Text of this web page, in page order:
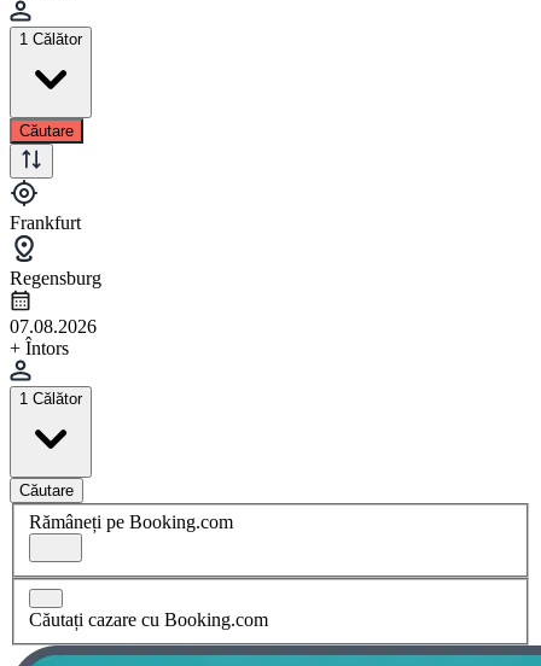
1 Călător
Căutare
Frankfurt
Regensburg
07.08.2026
+ Întors
1 Călător
Căutare
Rămâneți pe Booking.com
Căutați cazare cu Booking.com